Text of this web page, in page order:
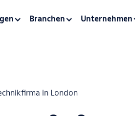
Branchen Unternehmen
in London